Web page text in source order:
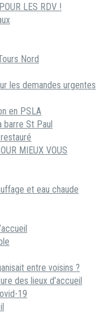
LES RDV !
Nord
les demandes urgentes
en PSLA
barre St Paul
MIEUX VOUS
et eau chaude
entre voisins ?
des lieux d’accueil
19